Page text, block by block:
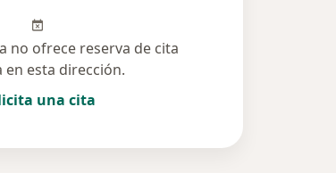
no ofrece reserva de cita
en esta dirección.
una cita